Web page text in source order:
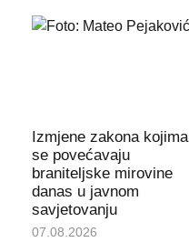
Izmjene zakona kojima
se povećavaju
braniteljske mirovine
danas u javnom
savjetovanju
07.08.2026